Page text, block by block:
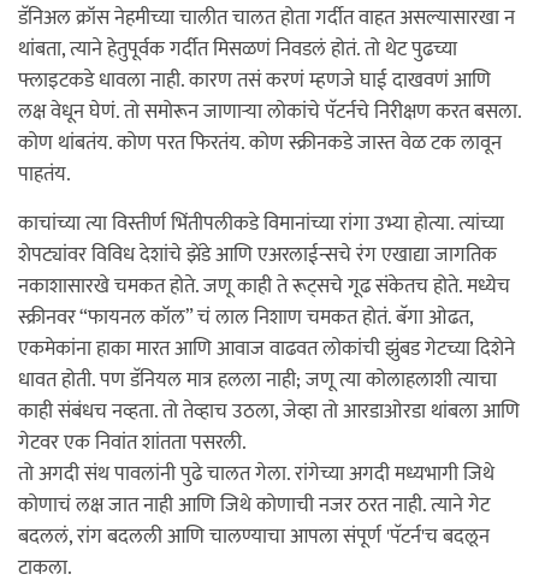
डॅनिअल क्रॉस नेहमीच्या चालीत चालत होता गर्दीत वाहत असल्यासारखा न
थांबता, त्याने हेतुपूर्वक गर्दीत मिसळणं निवडलं होतं. तो थेट पुढच्या
फ्लाइटकडे धावला नाही. कारण तसं करणं म्हणजे घाई दाखवणं आणि
लक्ष वेधून घेणं. तो समोरून जाणाऱ्या लोकांचे पॅटर्नचे निरीक्षण करत बसला.
कोण थांबतंय. कोण परत फिरतंय. कोण स्क्रीनकडे जास्त वेळ टक लावून
पाहतंय.
काचांच्या त्या विस्तीर्ण भिंतीपलीकडे विमानांच्या रांगा उभ्या होत्या. त्यांच्या
शेपट्यांवर विविध देशांचे झेंडे आणि एअरलाईन्सचे रंग एखाद्या जागतिक
नकाशासारखे चमकत होते. जणू काही ते रूट्सचे गूढ संकेतच होते. मध्येच
स्क्रीनवर “फायनल कॉल” चं लाल निशाण चमकत होतं. बॅगा ओढत,
एकमेकांना हाका मारत आणि आवाज वाढवत लोकांची झुंबड गेटच्या दिशेने
धावत होती. पण डॅनियल मात्र हलला नाही; जणू त्या कोलाहलाशी त्याचा
काही संबंधच नव्हता. तो तेव्हाच उठला, जेव्हा तो आरडाओरडा थांबला आणि
गेटवर एक निवांत शांतता पसरली.
तो अगदी संथ पावलांनी पुढे चालत गेला. रांगेच्या अगदी मध्यभागी जिथे
कोणाचं लक्ष जात नाही आणि जिथे कोणाची नजर ठरत नाही. त्याने गेट
बदललं, रांग बदलली आणि चालण्याचा आपला संपूर्ण 'पॅटर्न'च बदलून
टाकला.